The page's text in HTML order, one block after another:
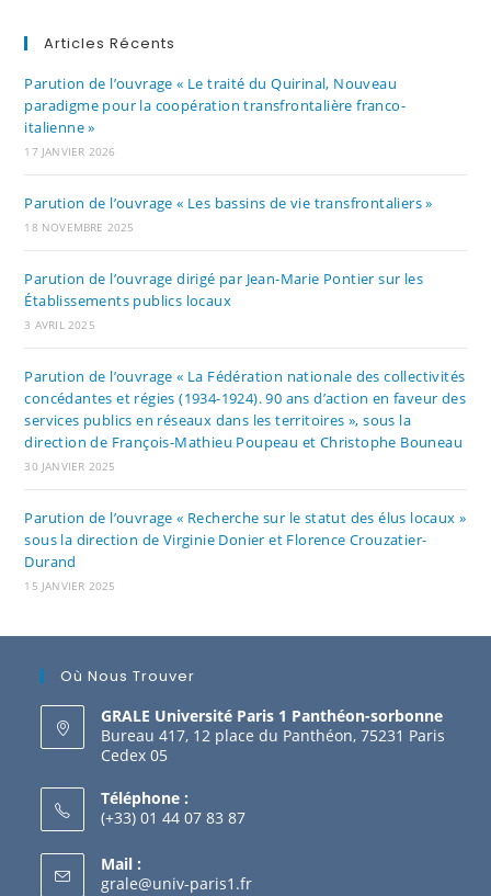
Articles Récents
Parution de l’ouvrage « Le traité du Quirinal, Nouveau
paradigme pour la coopération transfrontalière franco-
italienne »
17 JANVIER 2026
Parution de l’ouvrage « Les bassins de vie transfrontaliers »
18 NOVEMBRE 2025
Parution de l’ouvrage dirigé par Jean-Marie Pontier sur les
Établissements publics locaux
3 AVRIL 2025
Parution de l’ouvrage « La Fédération nationale des collectivités
concédantes et régies (1934-1924). 90 ans d’action en faveur des
services publics en réseaux dans les territoires », sous la
direction de François-Mathieu Poupeau et Christophe Bouneau
30 JANVIER 2025
Parution de l’ouvrage « Recherche sur le statut des élus locaux »
sous la direction de Virginie Donier et Florence Crouzatier-
Durand
15 JANVIER 2025
Où Nous Trouver
GRALE Université Paris 1 Panthéon-sorbonne
Bureau 417, 12 place du Panthéon, 75231 Paris
Cedex 05
Téléphone :
(+33) 01 44 07 83 87
Mail :
grale@univ-paris1.fr